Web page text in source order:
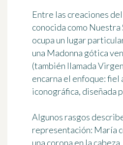
Entre las creaciones
conocida como Nuestra
ocupa un lugar
una Madonna gótica
(también llamada
encarna el enfoque: fiel
iconográfica, diseñada
Algunos rasgos
representación: María
una corona en la